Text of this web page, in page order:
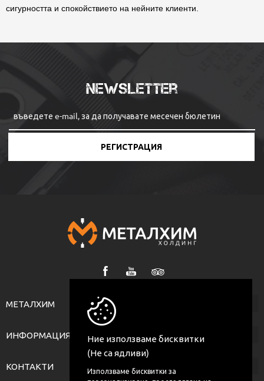
Ние използваме бисквитки
(Не са ядливи)
Използваме бисквитки за
сигурността и спокойствието на нейните клиенти.
Newsletter
РЕГИСТРАЦИЯ
МЕТАЛХИМ
ИНФОРМАЦИЯ
КОНТАКТИ